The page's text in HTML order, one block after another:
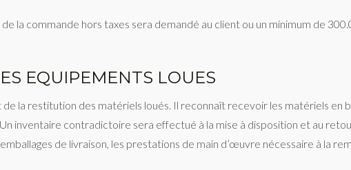
la commande hors taxes sera demandé au client ou un minimum de
EQUIPEMENTS LOUES
la restitution des matériels loués. Il reconnaît recevoir les matériels en
inventaire contradictoire sera effectué à la mise à disposition et au
de livraison, les prestations de main d’œuvre nécessaire à la